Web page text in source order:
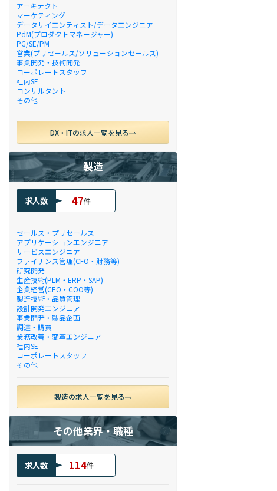
アーキテクト
マーケティング
データサイエンティスト/データエンジニア
PdM(プロダクトマネージャー)
PG/SE/PM
営業(プリセールス/ソリューションセールス)
事業開発・技術開発
コーポレートスタッフ
社内SE
コンサルタント
その他
DX・ITの求人一覧を見る
製造
求人数 47件
セールス・プリセールス
アプリケーションエンジニア
サービスエンジニア
ファイナンス管理(CFO・財務等)
研究開発
生産技術(PLM・ERP・SAP)
企業経営(CEO・COO等)
製造技術・品質管理
設計開発エンジニア
事業開発・製品企画
調達・購買
業務改善・変革エンジニア
社内SE
コーポレートスタッフ
その他
製造の求人一覧を見る
その他業界・職種
求人数 114件